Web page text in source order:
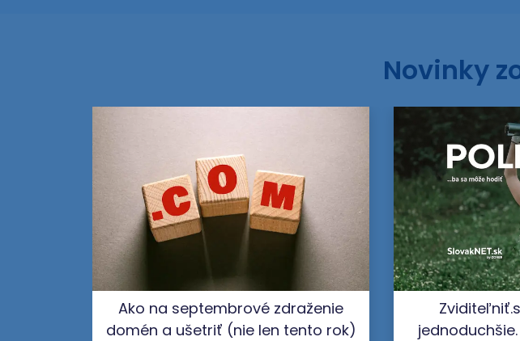
Novinky
Ako na septembrové zdraženie
domén a ušetriť (nie len tento rok)